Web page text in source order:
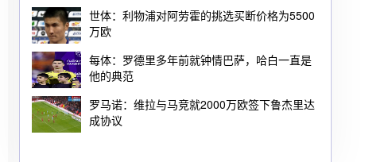
世体：利物浦对阿劳霍的挑选买断价格为5500
万欧
每体：罗德里多年前就钟情巴萨，哈白一直是
他的典范
罗马诺：维拉与马竞就2000万欧签下鲁杰里达
成协议